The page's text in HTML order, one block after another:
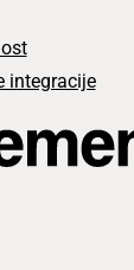
integracije